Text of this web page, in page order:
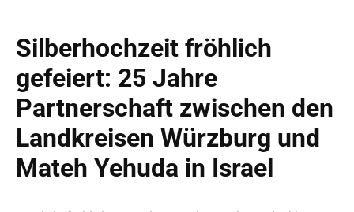
Silberhochzeit fröhlich
gefeiert: 25 Jahre
Partnerschaft zwischen den
Landkreisen Würzburg und
Mateh Yehuda in Israel